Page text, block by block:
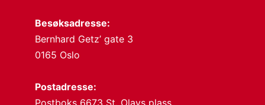
Besøksadresse:
Bernhard Getz’ gate 3
0165 Oslo
Postadresse:
Postboks 6673 St. Olavs plass